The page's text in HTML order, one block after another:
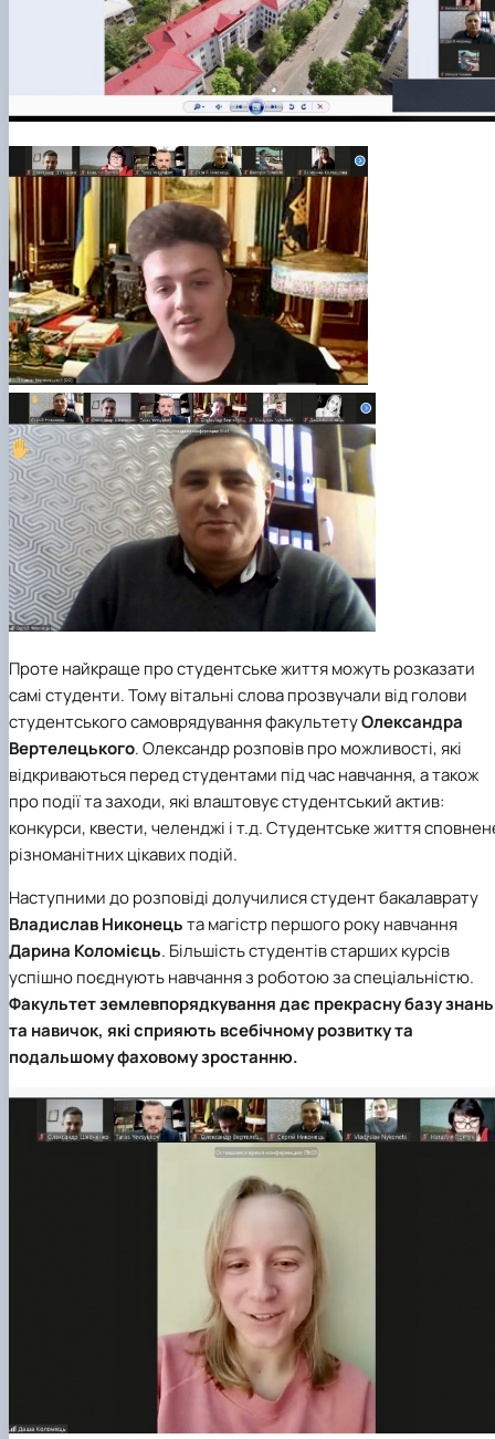
Проте найкраще про студентське життя можуть розказати
самі студенти. Тому вітальні слова прозвучали від голови
студентського самоврядування факультетуОлександра
Вертелецького. Олександр розповів про можливості, які
відкриваються перед студентами під час навчання, а також
про події та заходи, які влаштовує студентський актив:
конкурси, квести, челенджі і т.д. Студентське життя
різноманітних цікавих подій.
Наступними до розповіді долучилися студент бакалаврату
Владислав Никонецьта магістр першого року навчання
Дарина Коломієць. Більшість студентів старших курсів
успішно поєднують навчання з роботою за спеціальністю.
Факультет землевпорядкування дає прекрасну базу знань
та навичок, які сприяють всебічному розвитку та
подальшому фаховому зростанню.